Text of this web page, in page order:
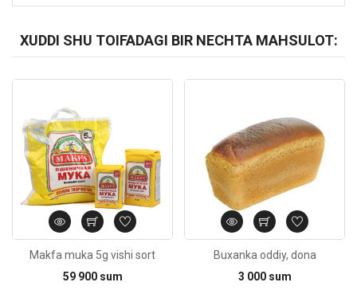
XUDDI SHU TOIFADAGI BIR NECHTA MAHSULOT:
Makfa muka 5g vishi sort
59 900 sum
Buxanka oddiy, dona
3 000 sum